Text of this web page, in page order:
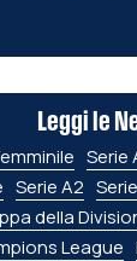
Leggi le
Serie
Serie A2
della
League